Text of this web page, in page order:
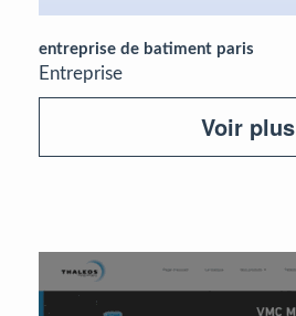
entreprise de batiment paris
Entreprise
Voir plus